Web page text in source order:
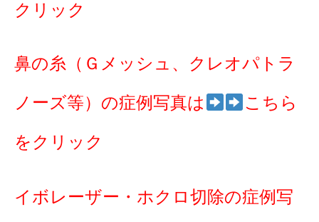
クリック
鼻の糸（Ｇメッシュ、クレオパトラ
ノーズ等）の症例写真は こちら
をクリック
イボレーザー・ホクロ切除の症例写